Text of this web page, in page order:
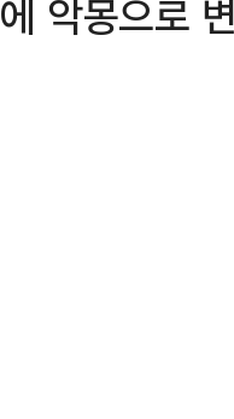
에 악몽으로